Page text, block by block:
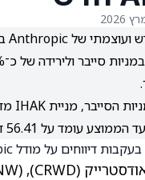
למניה ומגלם פוטנציאל עלייה של 31.6%.
(CRWD)
, Palo Alto Networks